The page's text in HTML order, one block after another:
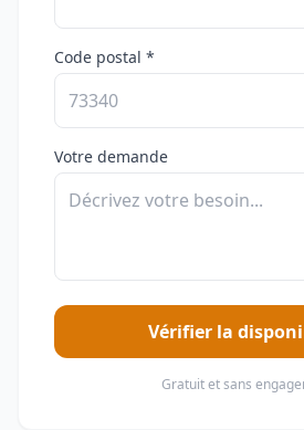
Code postal *
Votre demande
Vérifier la
Gratuit et sans